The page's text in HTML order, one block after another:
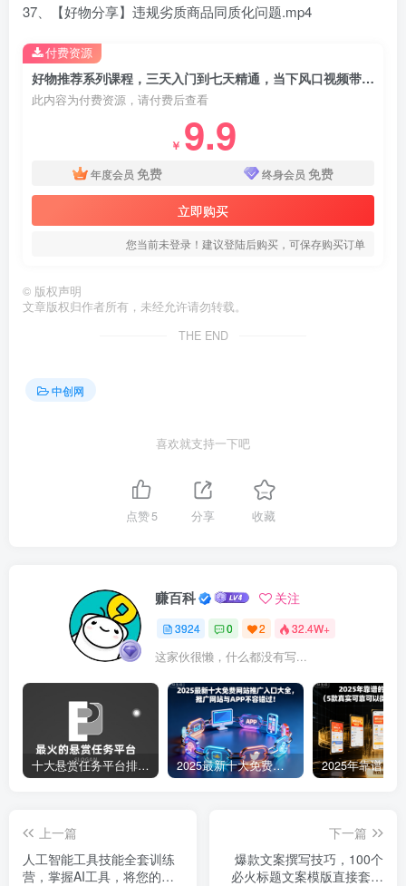
37、【好物分享】违规劣质商品同质化问题.mp4
好物推荐系列课程，三天入门到七天精通，当下风口视频带货变现模式
此内容为付费资源，请付费后查看
￥ 9.9
年度会员 免费 终身会员 免费
立即购买
您当前未登录！建议登陆后购买，可保存购买订单
付费资源
© 版权声明
文章版权归作者所有，未经允许请勿转载。
THE END
中创网
喜欢就支持一下吧
点赞5 分享 收藏
赚百科 关注
3924 0 2 32.4W+
这家伙很懒，什么都没有写...
十大悬赏任务平台排行榜（全网最好的悬赏任务平台） 2025最新十大免费网站推广入口大全，推广网站与APP不容错过！
上一篇
人工智能工具技能全套训练
营，掌握AI工具，将您的工
下一篇
爆款文案撰写技巧，100个
必火标题文案模版直接套，